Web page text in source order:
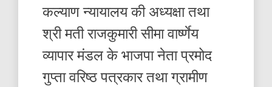
कल्याण न्यायालय की अध्यक्षा तथा
श्री मती राजकुमारी सीमा वार्ष्णेय
व्यापार मंडल के भाजपा नेता प्रमोद
गुप्ता वरिष्ठ पत्रकार तथा ग्रामीण